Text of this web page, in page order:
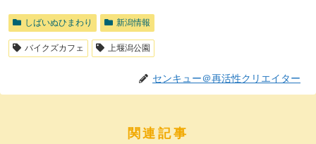
しばいぬひまわり 新潟情報
バイクズカフェ 上堰潟公園
センキュー＠再活性クリエイター
関連記事